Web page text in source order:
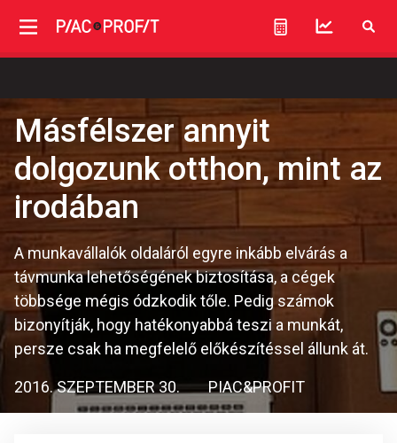
Másfélszer annyit
dolgozunk otthon, mint az
irodában
A munkavállalók oldaláról egyre inkább elvárás a
távmunka lehetőségének biztosítása, a cégek
többsége mégis ódzkodik tőle. Pedig számok
bizonyítják, hogy hatékonyabbá teszi a munkát,
persze csak ha megfelelő előkészítéssel állunk át.
2016. SZEPTEMBER 30. PIAC&PROFIT